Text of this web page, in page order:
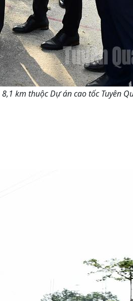
km thuộc Dự án cao tốc Tuyên